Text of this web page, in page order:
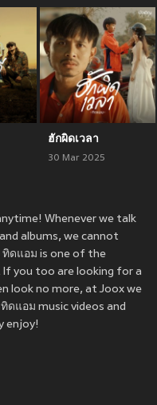
ฮักผิดเวลา
30 Mar 2025
Whenever we talk
albums, we cannot
ดแอม is one of the
you too are looking for a
look no more, at Joox we
ดแอม music videos and
enjoy!